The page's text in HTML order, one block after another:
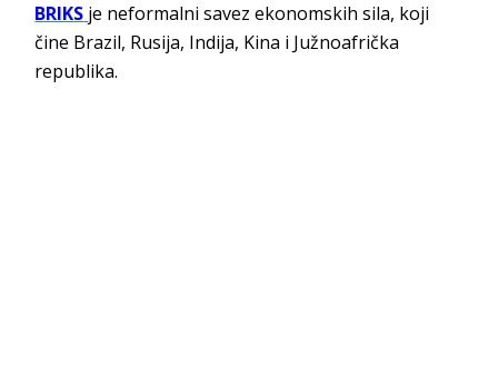
BRIKS je neformalni savez ekonomskih sila, koji
čine Brazil, Rusija, Indija, Kina i Južnoafrička
republika.